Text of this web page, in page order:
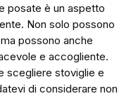
posate è un aspetto
Non solo possono
possono anche
e accogliente.
scegliere stoviglie e
di considerare non